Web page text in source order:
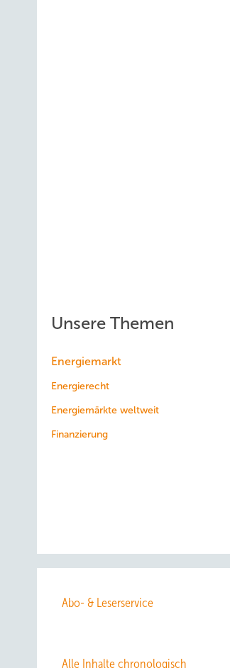
Unsere Themen
Energiemarkt
Energierecht
Energiemärkte weltweit
Finanzierung
Abo- & Leserservice
Alle Inhalte chronologisch